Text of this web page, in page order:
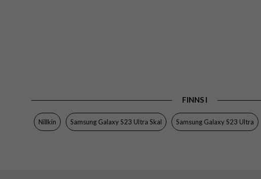
FINNS I
Nillkin Samsung Galaxy S23 Ultra Skal Samsung Galaxy S23 Ultra